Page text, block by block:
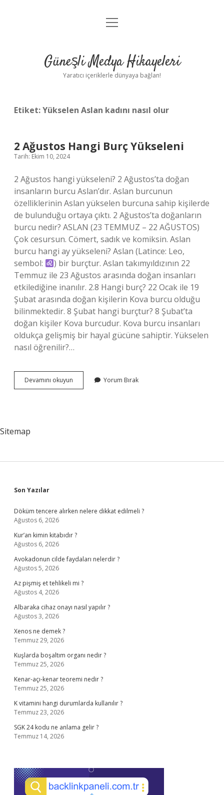
Anasayfa
Yasal Uyarı
menüyü
Güneşli Medya Hikayeleri
Yaratıcı içeriklerle dünyaya bağlan!
Etiket:Yükselen Aslan kadını nasıl olur
2 Ağustos Hangi Burç Yükseleni
Tarih: Ekim 10, 2024
2 Ağustos hangi yükseleni? 2 Ağustos’ta doğan
insanların burcu Aslan’dır. Aslan burcunun
özelliklerinin Aslan yükselen burcuna sahip kişilerde
de bulunduğu ortaya çıktı. 2 Ağustos’ta doğanların
burcu nedir? ASLAN (23 TEMMUZ – 22 AĞUSTOS)
Çok cesursun. Cömert, sadık ve komiksin. Aslan
burcu hangi ay yükseleni? Aslan (Latince: Leo,
sembol:
) bir burçtur. Aslan takımyıldızının 22
Temmuz ile 23 Ağustos arasında doğan insanları
etkilediğine inanılır. 2.8 Hangi burç? 22 Ocak ile 19
Şubat arasında doğan kişilerin Kova burcu olduğu
bilinmektedir. 8 Şubat hangi burçtur? 8 Şubat’ta
doğan kişiler Kova burcudur. Kova burcu insanları
oldukça gelişmiş bir hayal gücüne sahiptir. Yükselen
nasıl öğrenilir?…
Devamını okuyun
Ağustos
Yorum Bırak
Sitemap
Sidebar
Son Yazılar
Döküm tencere alırken nelere dikkat edilmeli ?
Ağustos 6, 2026
Kur’an kimin kitabıdır ?
Ağustos 6, 2026
Avokadonun cilde faydaları nelerdir ?
Ağustos 5, 2026
Az pişmiş et tehlikeli mi ?
Ağustos 4, 2026
Albaraka cihaz onayı nasıl yapılır ?
Ağustos 3, 2026
Xenos ne demek ?
Temmuz 29, 2026
Kuşlarda boşaltım organı nedir ?
Temmuz 25, 2026
Kenar-açı-kenar teoremi nedir ?
Temmuz 25, 2026
K vitamini hangi durumlarda kullanılır ?
Temmuz 23, 2026
SGK 24 kodu ne anlama gelir ?
Temmuz 14, 2026